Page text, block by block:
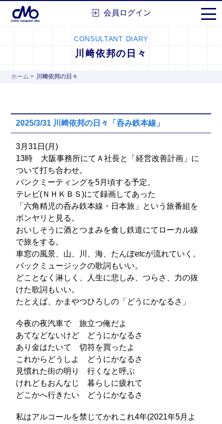
株式会社シーエムオー会員ログイン
CONSULTANT DIARY
川﨑依邦の日々
ホーム > 川﨑依邦の日々
2025/3/31 川﨑依邦の日々「呑み鉄本線」
3月31日(月)
13時 大阪事務所にてＡ社長と「経営改善計画」に
ついて打ち合わせ。
バンクミーティングを5月頃する予定。
テレビ(ＮＨＫＢＳ)にて録画してあった
「六角精児の呑み鉄本線・日本旅」という旅番組を
ボンヤリと見る。
おいしそうに酒とつまみを食し鉄道にてローカル線
で旅をする。
車窓の風景、山、川、海、たんぼetcが流れていく。
バックミュージックの歌詞もいい。
どことなく淋しく、人生に悲しみ、つらさ、力の抜
けた歌詞もいい。
たとえば、かまやつひろしの「どうにかなるさ」
今夜の夜汽車で 旅立つ俺だよ
あてなどないけど どうにかなるさ
あり金はたいて 切符を買ったよ
これからどうしよ どうにかなるさ
見慣れた街の明り 行くなと呼ぶ
けれどもおんなじ 暮らしに疲れて
どこかへ行きたい どうにかなるさ
私はアルコールを禁じてかれこれ4年(2021年5月よ